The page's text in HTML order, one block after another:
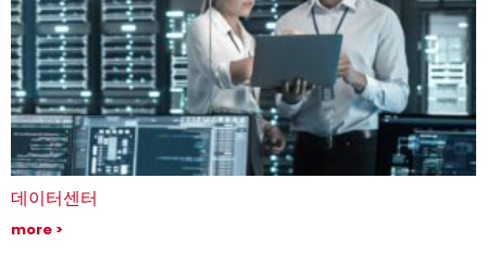
데이터센터
데이터센터 생태계 전반 안전, 보안 및 지속가능성 구축
more